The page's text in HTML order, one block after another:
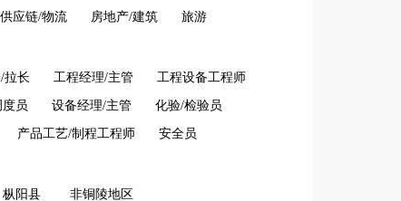
供应链/物流 房地产/建筑 旅游
拉长 工程经理/主管 工程设备工程师
员 设备经理/主管 化验/检验员
产品工艺/制程工程师 安全员
枞阳县 非铜陵地区